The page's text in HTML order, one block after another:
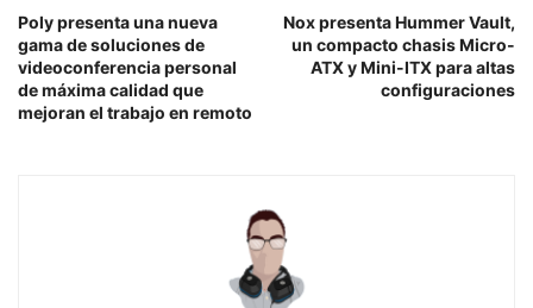
Poly presenta una nueva
gama de soluciones de
videoconferencia personal
de máxima calidad que
mejoran el trabajo en remoto
Nox presenta Hummer Vault,
un compacto chasis Micro-
ATX y Mini-ITX para altas
configuraciones